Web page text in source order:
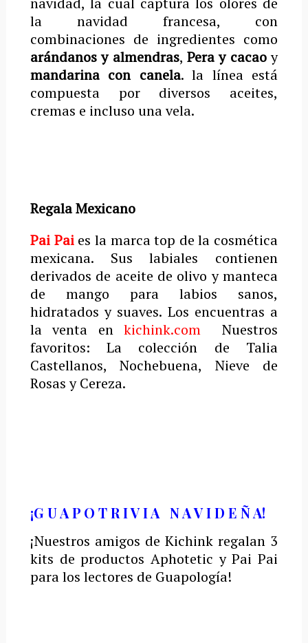
la navidad francesa, con
combinaciones de ingredientes como
arándanos y almendras,Pera y cacaoy
mandarina con canela. la línea está
compuesta por diversos aceites,
cremas e incluso una vela.
Regala Mexicano
Pai Pai es la marca top de la cosmética
mexicana. Sus labiales contienen
derivados de aceite de olivo y manteca
de mango para labios sanos,
hidratados y suaves. Los encuentras a
la venta enkichink.com Nuestros
favoritos: La colección de Talia
Castellanos, Nochebuena, Nieve de
Rosas y Cereza.
¡G U A P O T R I V I A N A V I D E Ñ A!
¡Nuestros amigos de Kichink regalan 3
kits de productos Aphotetic y Pai Pai
para los lectores de Guapología!